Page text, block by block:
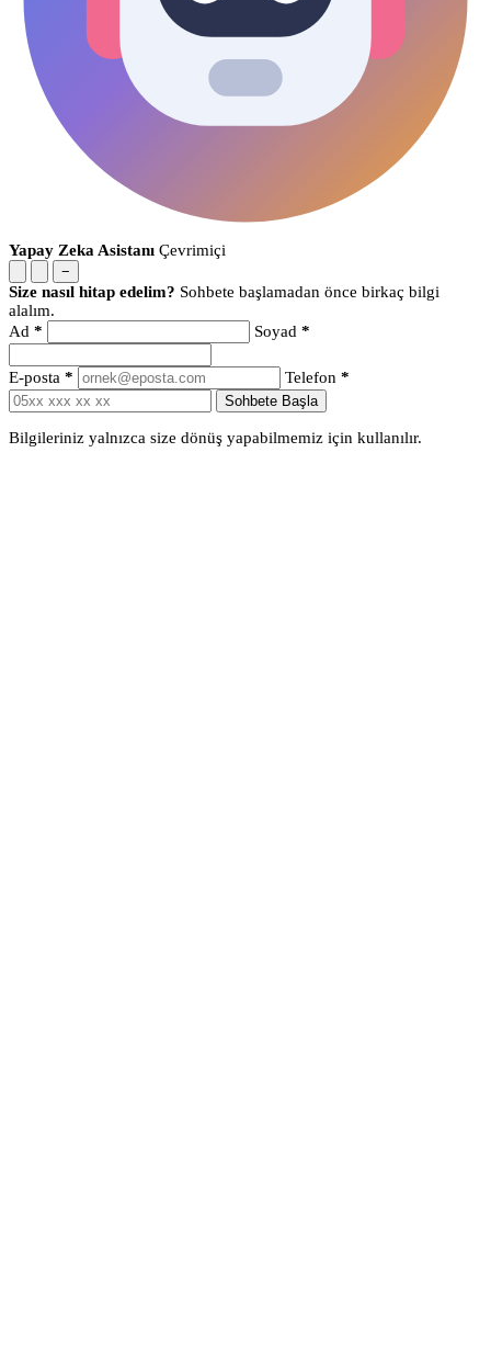
Yapay Zeka Asistanı Çevrimiçi
−
Size nasıl hitap edelim? Sohbete başlamadan önce birkaç bilgi
alalım.
Ad * Soyad *
E-posta * Telefon *
Sohbete Başla
Bilgileriniz yalnızca size dönüş yapabilmemiz için kullanılır.